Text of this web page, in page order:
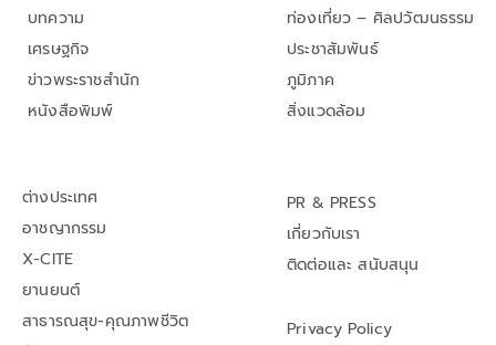
บทความ
เศรษฐกิจ
ข่าวพระราชสำนัก
หนังสือพิมพ์
ท่องเที่ยว – ศิลปวัฒนธรรม
ประชาสัมพันธ์
ภูมิภาค
สิ่งแวดล้อม
ต่างประเทศ
อาชญากรรม
X-CITE
ยานยนต์
สาธารณสุข-คุณภาพชีวิต
PR & PRESS
เกี่ยวกับเรา
ติดต่อและ สนับสนุน
Privacy Policy